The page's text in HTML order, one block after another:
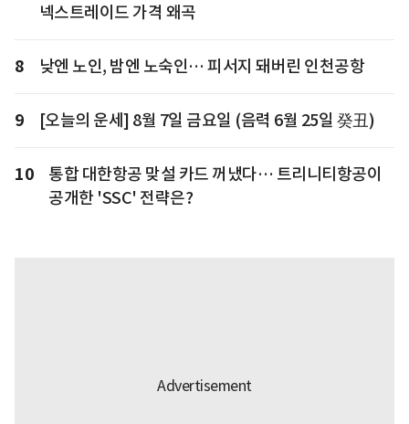
넥스트레이드 가격 왜곡
8 낮엔 노인, 밤엔 노숙인… 피서지 돼버린 인천공항
9 [오늘의 운세] 8월 7일 금요일 (음력 6월 25일 癸丑)
10
통합 대한항공 맞설 카드 꺼냈다… 트리니티항공이
공개한 'SSC' 전략은?